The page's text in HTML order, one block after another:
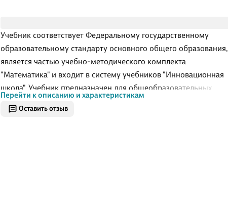
Оставить отзыв
Учебник соответствует Федеральному государственному
образовательному стандарту основного общего образования,
является частью учебно-методического комплекта
"Математика" и входит в систему учебников "Инновационная
школа". Учебник предназначен для общеобразовательных
организаций.
Перейти к описанию и характеристикам